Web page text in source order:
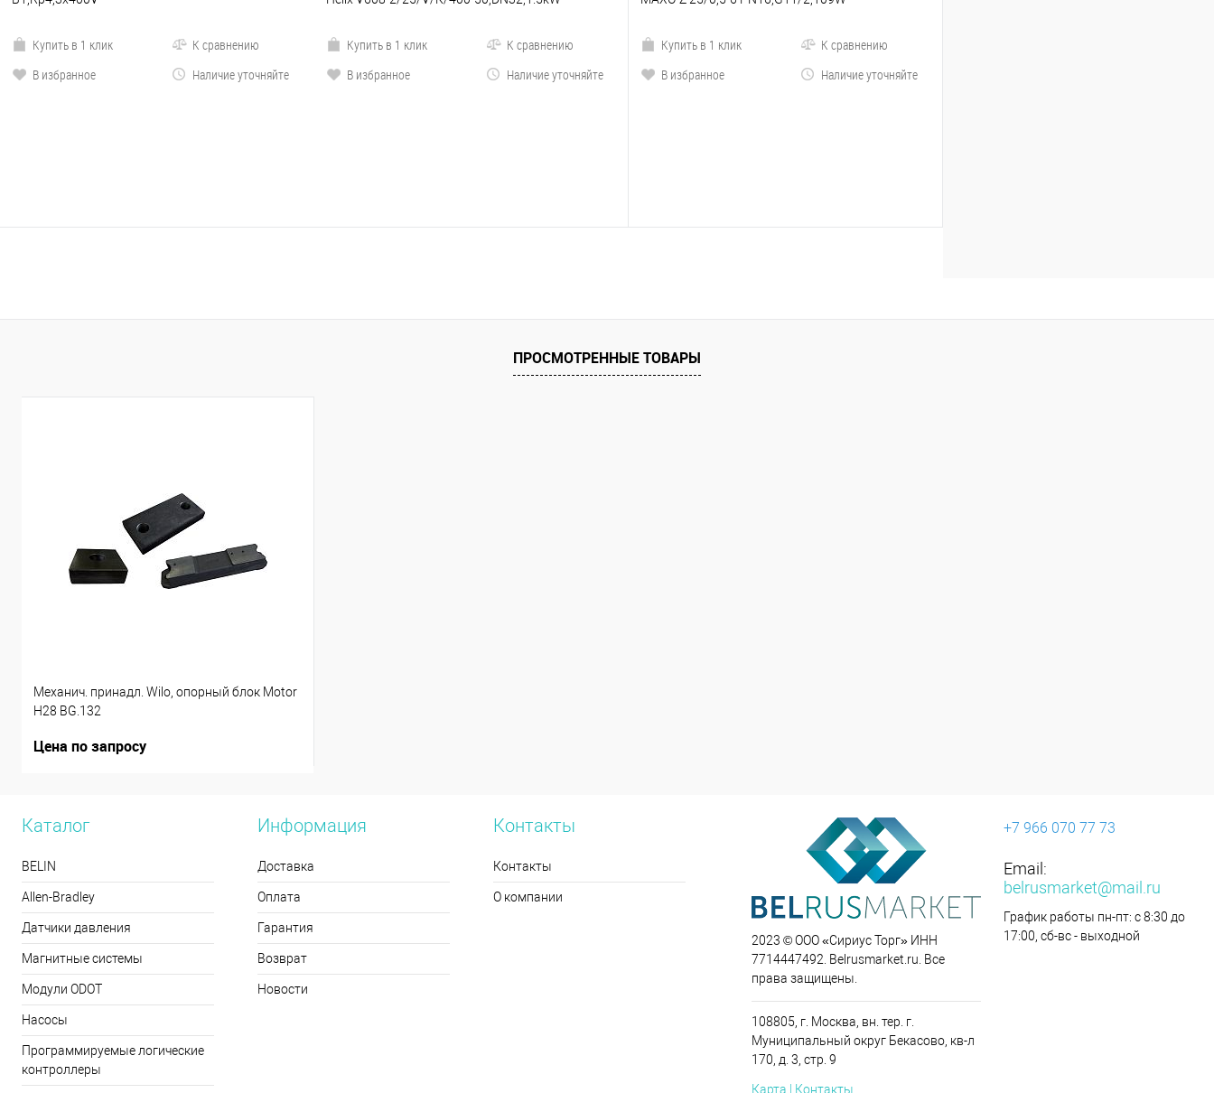
Купить в 1 клик
К сравнению
В избранное
Наличие уточняйте
Купить в 1 клик
К сравнению
В избранное
Наличие уточняйте
Купить в 1 клик
К сравнению
В избранное
Наличие уточняйте
ПРОСМОТРЕННЫЕ ТОВАРЫ
Механич. принадл. Wilo, опорный блок Motor
H28 BG.132
Цена по запросу
Каталог
BELIN
Allen-Bradley
Датчики давления
Магнитные системы
Модули ODOT
Насосы
Программируемые логические
контроллеры
Информация
Доставка
Оплата
Гарантия
Возврат
Новости
Контакты
Контакты
О компании
2023 © ООО «Сириус Торг» ИНН
7714447492. Belrusmarket.ru. Все
права защищены.
108805, г. Москва, вн. тер. г.
Муниципальный округ Бекасово, кв-л
170, д. 3, стр. 9
Карта | Контакты
+7 966 070 77 73
Email:
belrusmarket@mail.ru
График работы пн-пт: с 8:30 до
17:00, сб-вс - выходной